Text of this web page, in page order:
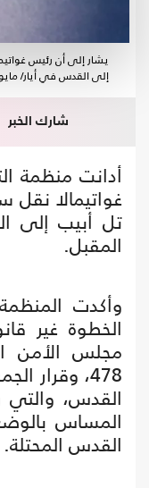
يشار إلى أن رئيس
إلى القدس في أيار/
شارك الخبر
أدانت منظمة
غواتيمالا
تل أبيب إلى
المقبل.
وأكدت
الخطوة غير
مجلس الأمن
478، وقرار
القدس،
المساس
القدس المحتلة.